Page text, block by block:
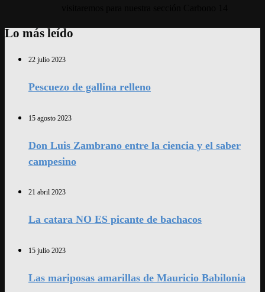
Lo más leído
22 julio 2023
Pescuezo de gallina relleno
15 agosto 2023
Don Luis Zambrano entre la ciencia y el saber
campesino
21 abril 2023
La catara NO ES picante de bachacos
15 julio 2023
Las mariposas amarillas de Mauricio Babilonia